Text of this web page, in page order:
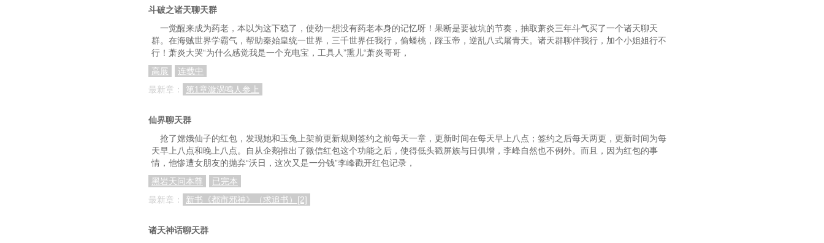
斗破之诸天聊天群
一觉醒来成为药老，本以为这下稳了，使劲一想没有药老本身的记忆呀！果断是要被坑的节奏，抽取萧炎三年斗气买了一个诸天聊天
群。在海贼世界学霸气，帮助秦始皇统一世界，三千世界任我行，偷蟠桃，踩玉帝，逆乱八式屠青天。诸天群聊伴我行，加个小姐姐行不
行！萧炎大哭“为什么感觉我是一个充电宝，工具人”熏儿“萧炎哥哥，
高展
连载中
最新章：
第1章漩涡鸣人参上
仙界聊天群
抢了嫦娥仙子的红包，发现她和玉兔上架前更新规则签约之前每天一章，更新时间在每天早上八点；签约之后每天两更，更新时间为每
天早上八点和晚上八点。自从企鹅推出了微信红包这个功能之后，使得低头戳屏族与日俱增，李峰自然也不例外。而且，因为红包的事
情，他惨遭女朋友的抛弃“沃日，这次又是一分钱”李峰戳开红包记录，
黑岩天问本尊
已完本
最新章：
新书《都市邪神》（求追书）[2]
诸天神话聊天群